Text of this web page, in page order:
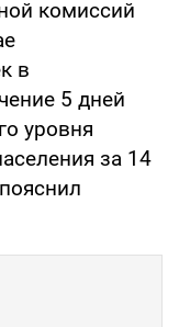
комиссий
в
5 дней
уровня
за 14